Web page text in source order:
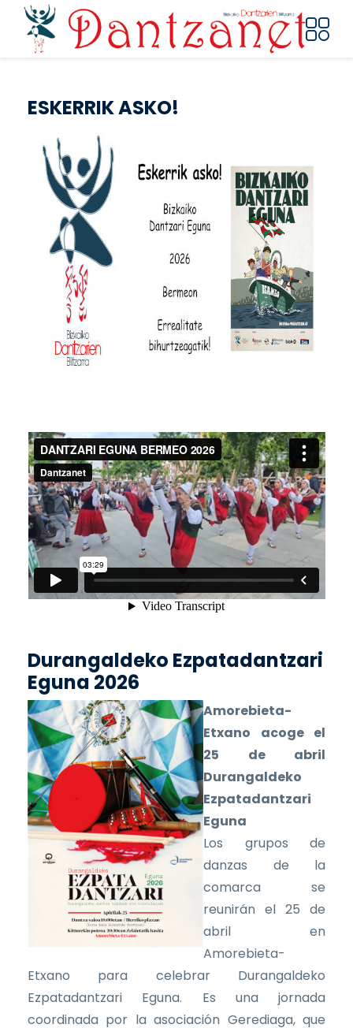
Pasar al contenido principal
ESKERRIK ASKO!
Durangaldeko Ezpatadantzari
Eguna 2026
Amorebieta-
Etxano acoge el
25 de abril
Durangaldeko
Ezpatadantzari
Eguna
Los grupos de
danzas de la
comarca se
reunirán el 25 de
abril en
Amorebieta-
Etxano para celebrar Durangaldeko
Ezpatadantzari Eguna. Es una jornada
coordinada por la asociación Gerediaga, que